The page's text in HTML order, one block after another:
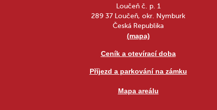
Loučeň č. p. 1
289 37 Loučeň, okr. Nymburk
Česká Republika
(mapa)
Ceník a otevírací doba
Příjezd a parkování na zámku
Mapa areálu